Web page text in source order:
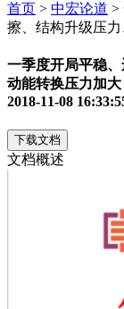
首页 > 中宏论道 >
擦、结构升级压
一季度开局平稳
动能转换压力加大
2018-11-08
下载文档
文档概述